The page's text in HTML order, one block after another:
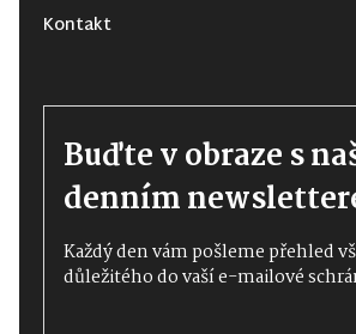
Kontakt
Buďte v obraze s
denním
Každý den vám pošleme přehled
důležitého do vaší e-mailové